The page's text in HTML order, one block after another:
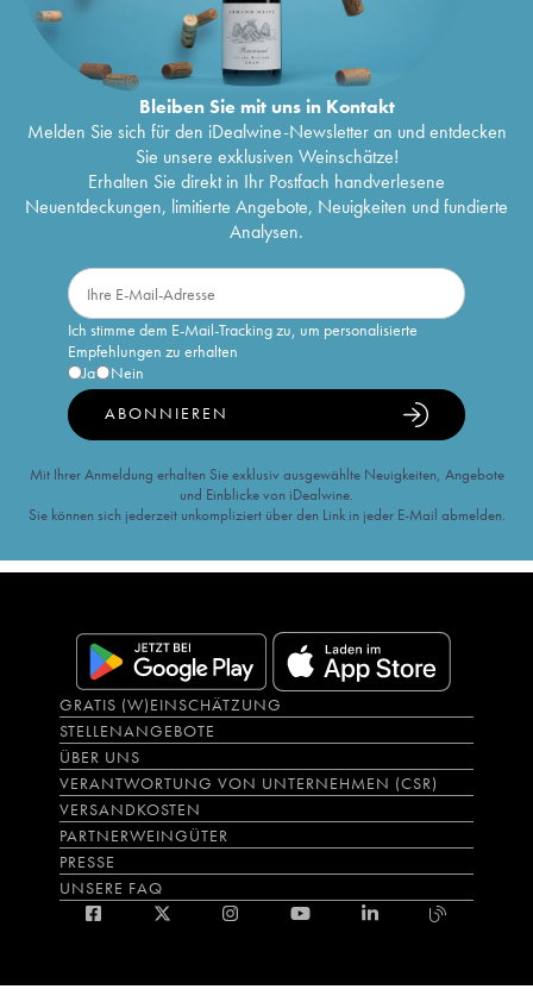
Bleiben Sie mit uns in Kontakt
Melden Sie sich für den iDealwine-Newsletter an und entdecken
Sie unsere exklusiven Weinschätze!
Erhalten Sie direkt in Ihr Postfach handverlesene
Neuentdeckungen, limitierte Angebote, Neuigkeiten und fundierte
Analysen.
Ich stimme dem E-Mail-Tracking zu, um personalisierte
Empfehlungen zu erhalten
Ja
Nein
ABONNIEREN
Mit Ihrer Anmeldung erhalten Sie exklusiv ausgewählte Neuigkeiten, Angebote
und Einblicke von iDealwine.
Sie können sich jederzeit unkompliziert über den Link in jeder E-Mail abmelden.
GRATIS (W)EINSCHÄTZUNG
STELLENANGEBOTE
ÜBER UNS
VERANTWORTUNG VON UNTERNEHMEN (CSR)
VERSANDKOSTEN
PARTNERWEINGÜTER
PRESSE
UNSERE FAQ